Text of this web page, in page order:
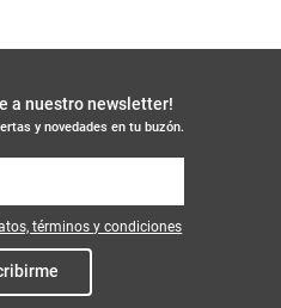
a nuestro newsletter!
y novedades en tu buzón.
términos y condiciones